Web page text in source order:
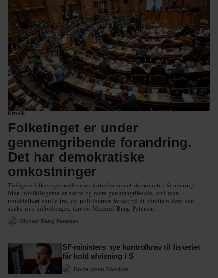
Kronik
Folketinget er under
gennemgribende forandring.
Det har demokratiske
omkostninger
Tidligere folketingsmedlemmer fortæller om et demokrati i forandring.
Men udviklingerne er større og mere gennemgribende, end man
umiddelbart skulle tro, og politikernes forsøg på at håndtere dem kan
skabe nye udfordringer, skriver Michael Bang Petersen.
Michael Bang Petersen
SF-ministers nye kontrolkrav til fiskeriet
får kold afvisning i S
Dorte Ipsen Boddum